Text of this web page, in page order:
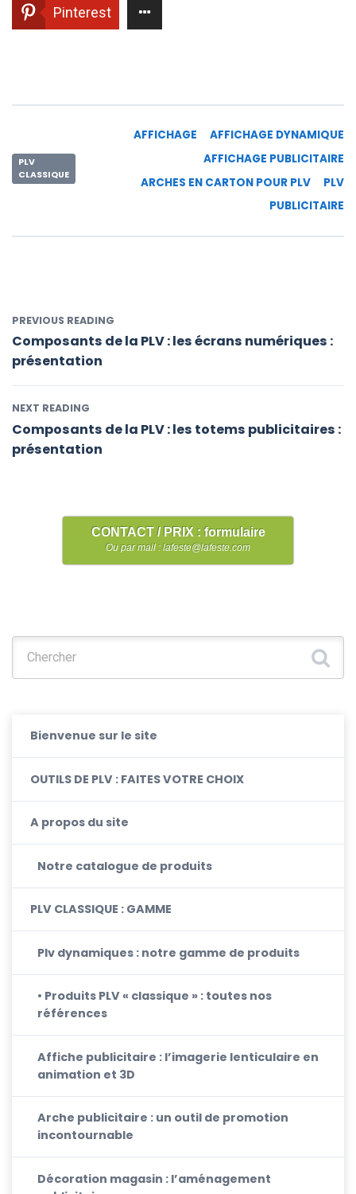
Pinterest
PLV
CLASSIQUE
AFFICHAGE
AFFICHAGE DYNAMIQUE
AFFICHAGE PUBLICITAIRE
ARCHES EN CARTON POUR PLV
PLV
PUBLICITAIRE
PREVIOUS READING
Composants de la PLV : les écrans numériques :
présentation
NEXT READING
Composants de la PLV : les totems publicitaires :
présentation
CONTACT / PRIX : formulaire
Ou par mail : lafeste@lafeste.com
Bienvenue sur le site
OUTILS DE PLV : FAITES VOTRE CHOIX
A propos du site
Notre catalogue de produits
PLV CLASSIQUE : GAMME
Plv dynamiques : notre gamme de produits
• Produits PLV « classique » : toutes nos
références
Affiche publicitaire : l’imagerie lenticulaire en
animation et 3D
Arche publicitaire : un outil de promotion
incontournable
Décoration magasin : l’aménagement